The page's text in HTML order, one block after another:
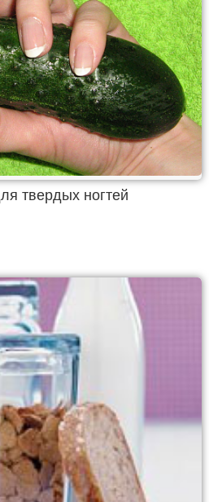
твердых ногтей